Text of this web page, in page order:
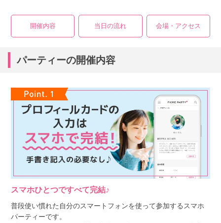
開催内容 当日の流れ 会場・アクセス
パーティーの開催内容
スマホひとつですべて完結♪
普段使い慣れた自分のスマートフォンを使って参加するスマホ
パーティーです。